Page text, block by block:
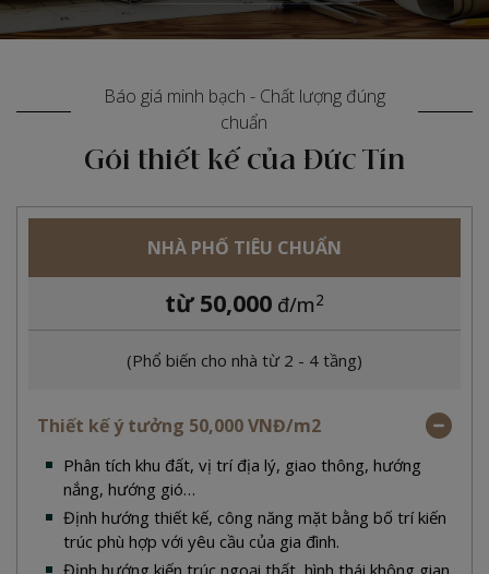
Báo giá minh bạch - Chất lượng đúng
chuẩn
Gói thiết kế của Đức Tín
NHÀ PHỐ TIÊU CHUẨN
từ 50,000 đ/m2
(Phổ biến cho nhà từ 2 - 4 tầng)
Thiết kế ý tưởng 50,000 VNĐ/m2
Phân tích khu đất, vị trí địa lý, giao thông, hướng
nắng, hướng gió…
Định hướng thiết kế, công năng mặt bằng bố trí kiến
trúc phù hợp với yêu cầu của gia đình.